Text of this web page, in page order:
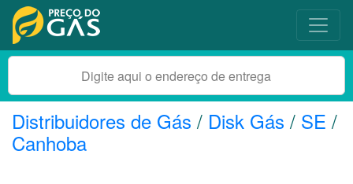
Distribuidores de Gás / Disk Gás / SE /
Canhoba